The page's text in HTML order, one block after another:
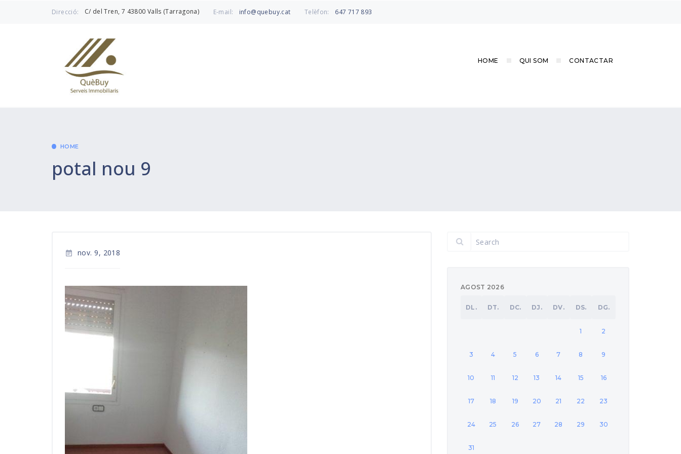
Direcció: C/ del Tren, 7 43800 Valls (Tarragona) E-mail: info@quebuy.cat Telèfon: 647 717 893
HOME QUI SOM CONTACTAR
HOME
potal nou 9
 nov. 9, 2018
AGOST 2026
DL. DT. DC. DJ. DV. DS. DG.
1 2
3 4 5 6 7 8 9
10 11 12 13 14 15 16
17 18 19 20 21 22 23
24 25 26 27 28 29 30
31